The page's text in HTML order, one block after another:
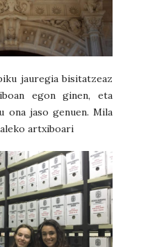
jauregia bisitatzeaz
egon ginen, eta
jaso genuen. Mila
artxiboari